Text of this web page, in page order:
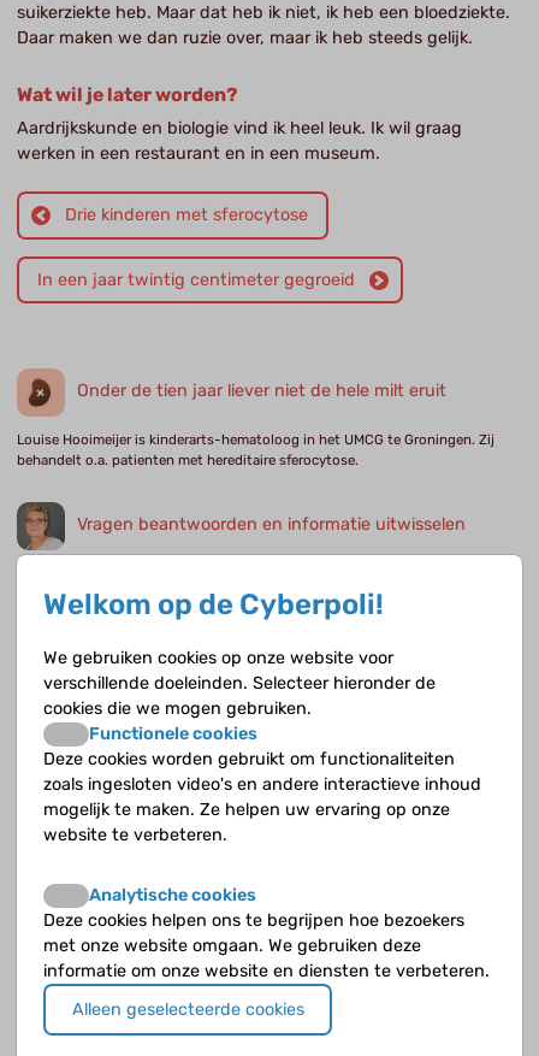
suikerziekte heb. Maar dat heb ik niet, ik heb een bloedziekte.
Daar maken we dan ruzie over, maar ik heb steeds gelijk.
Wat wil je later worden?
Aardrijkskunde en biologie vind ik heel leuk. Ik wil graag
werken in een restaurant en in een museum.
Drie kinderen met sferocytose
In een jaar twintig centimeter gegroeid
Onder de tien jaar liever niet de hele milt eruit
Louise Hooimeijer is kinderarts-hematoloog in het UMCG te Groningen. Zij
behandelt o.a. patienten met hereditaire sferocytose.
Vragen beantwoorden en informatie uitwisselen
Zeldzame Bloedziekten (SZB). Mariska vertelt wat over de onderwerpen die
binnen de besloten Facebook-groep hereditaire sferocytose (HS) worden
Veel vraag naar genetisch onderzoek naar erfelijke
hemolyse
Richard van Wijk is hoofd rode bloedceldiagnostiek en onderzoek in het UMC
Utrecht. Hij combineert diagnostiek en onderzoek bij o.a. zeldzame erfelijke
vormen van hemolytische anemie, waaronder hereditaire sferocytose.
Opvolging moet beter geregeld worden voor
Sandra is de moeder van Bonny (18). Bonny heeft hereditaire sferocytose.
Ik kon nooit onbezorgd spelen
Bonny (18) heeft hereditaire sferocytose. Op haar dertiende is haar milt
verwijderd. Bonny gaat nu pedagogische wetenschappen studeren. Haar
Welkom op de Cyberpoli!
We gebruiken cookies op onze website voor
verschillende doeleinden. Selecteer hieronder de
cookies die we mogen gebruiken.
Functionele cookies
Deze cookies worden gebruikt om functionaliteiten
zoals ingesloten video's en andere interactieve inhoud
mogelijk te maken. Ze helpen uw ervaring op onze
website te verbeteren.
Analytische cookies
Deze cookies helpen ons te begrijpen hoe bezoekers
met onze website omgaan. We gebruiken deze
informatie om onze website en diensten te verbeteren.
Alleen geselecteerde cookies